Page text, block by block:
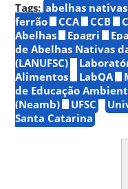
Tags: abelhas
ferrão
CCA CCB
Abelhas
Epagri
de Abelhas Nativas
(LANUFSC)
Alimentos
LabQA
de Educação
(Neamb)
UFSC
Santa Catarina